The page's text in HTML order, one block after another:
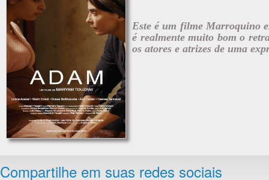
Este é um filme Marroquino
é realmente muito bom o
os atores e atrizes de uma
Compartilhe em suas redes sociais